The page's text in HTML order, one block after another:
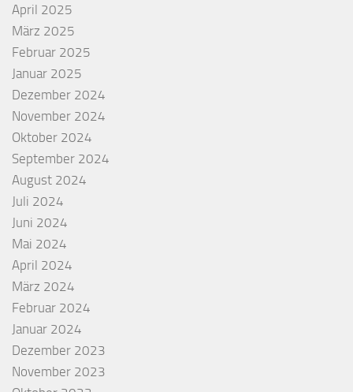
April 2025
März 2025
Februar 2025
Januar 2025
Dezember 2024
November 2024
Oktober 2024
September 2024
August 2024
Juli 2024
Juni 2024
Mai 2024
April 2024
März 2024
Februar 2024
Januar 2024
Dezember 2023
November 2023